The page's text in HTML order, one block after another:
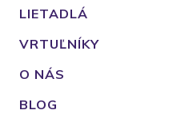
LIETADLÁ
VRTUĽNÍKY
O NÁS
BLOG